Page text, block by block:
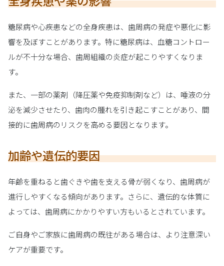
糖尿病や心疾患などの全身疾患は、歯周病の発症や悪化に影
響を及ぼすことがあります。特に糖尿病は、血糖コントロー
ルが不十分な場合、歯周組織の炎症が起こりやすくなりま
す。
また、一部の薬剤（降圧薬や免疫抑制剤など）は、唾液の分
泌を減少させたり、歯肉の腫れを引き起こすことがあり、間
接的に歯周病のリスクを高める要因となります。
加齢や遺伝的要因
年齢を重ねると歯ぐきや歯を支える骨が弱くなり、歯周病が
進行しやすくなる傾向があります。さらに、遺伝的な体質に
よっては、歯周病にかかりやすい方もいるとされています。
ご自身やご家族に歯周病の既往がある場合は、より注意深い
ケアが重要です。